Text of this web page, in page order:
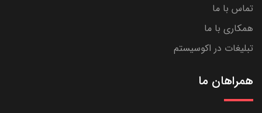
تماس با ما
همکاری با ما
تبلیغات در اکوسیستم
همراهان ما